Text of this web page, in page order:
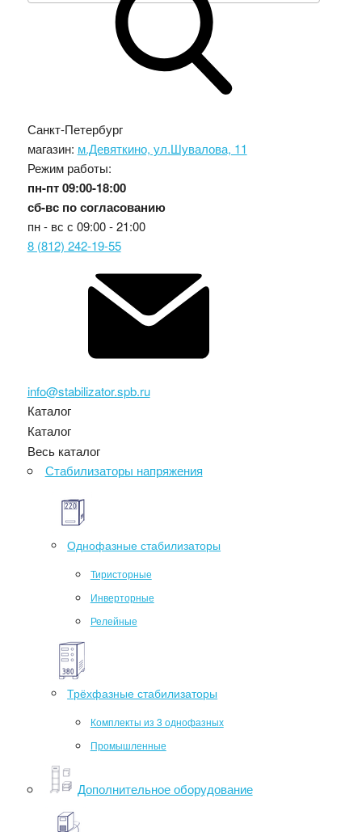
Санкт-Петербург
магазин: м.Девяткино, ул.Шувалова, 11
Режим работы:
пн-пт09:00-18:00
сб-вс по согласованию
пн - вс с 09:00 - 21:00
8 (812) 242-19-55
info@stabilizator.spb.ru
Каталог
Каталог
Весь каталог
Стабилизаторы напряжения
Однофазные стабилизаторы
Тиристорные
Инверторные
Релейные
Трёхфазные стабилизаторы
Комплекты из 3 однофазных
Промышленные
Дополнительное оборудование